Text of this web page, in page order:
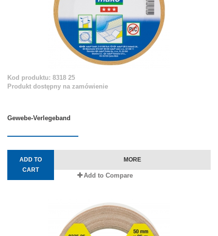
Kod produktu: 8318 25
Produkt dostępny na zamówienie
Gewebe-Verlegeband
ADD TO
CART
MORE
Add to Compare